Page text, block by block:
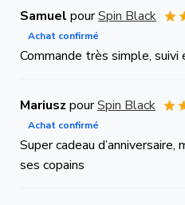
Samuel pourSpin Black
Achat confirmé
Commande très simple,
Mariusz pourSpin Black
Achat confirmé
Super cadeau
ses copains